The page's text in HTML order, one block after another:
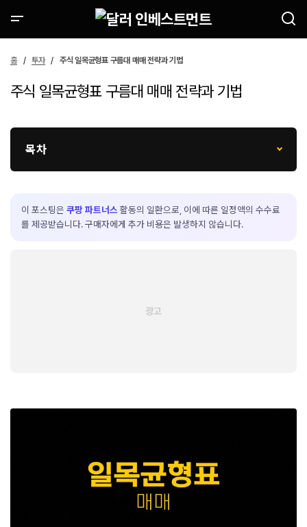
홈 투자 주식 일목균형표 구름대 매매 전략과 기법
주식 일목균형표 구름대 매매 전략과 기법
목차
이 포스팅은 쿠팡 파트너스 활동의 일환으로, 이에 따른 일정액의 수수료
를 제공받습니다. 구매자에게 추가 비용은 발생하지 않습니다.